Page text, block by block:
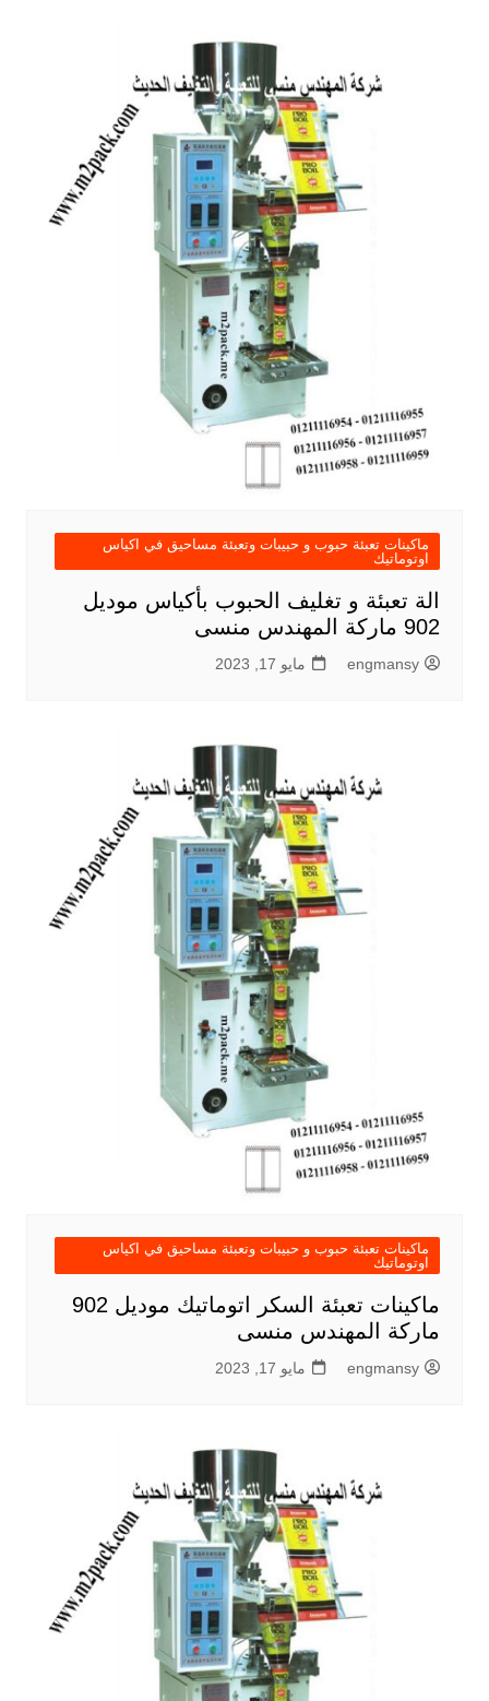
ماكينات تعبئة حبوب و حبيبات وتعبئة مساحيق في اكياس
اوتوماتيك
الة تعبئة و تغليف الحبوب بأكياس موديل
902 ماركة المهندس منسى
engmansy مايو 17, 2023
ماكينات تعبئة حبوب و حبيبات وتعبئة مساحيق في اكياس
اوتوماتيك
ماكينات تعبئة السكر اتوماتيك موديل 902
ماركة المهندس منسى
engmansy مايو 17, 2023